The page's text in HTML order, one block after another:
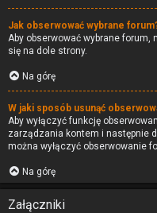
Jak obserwować wybrane
Aby obserwować wybrane forum,
się na dole strony.
Na górę
W jaki sposób usunąć
Aby wyłączyć funkcję
zarządzania kontem i następnie
można wyłączyć obserwowanie
Na górę
Załączniki